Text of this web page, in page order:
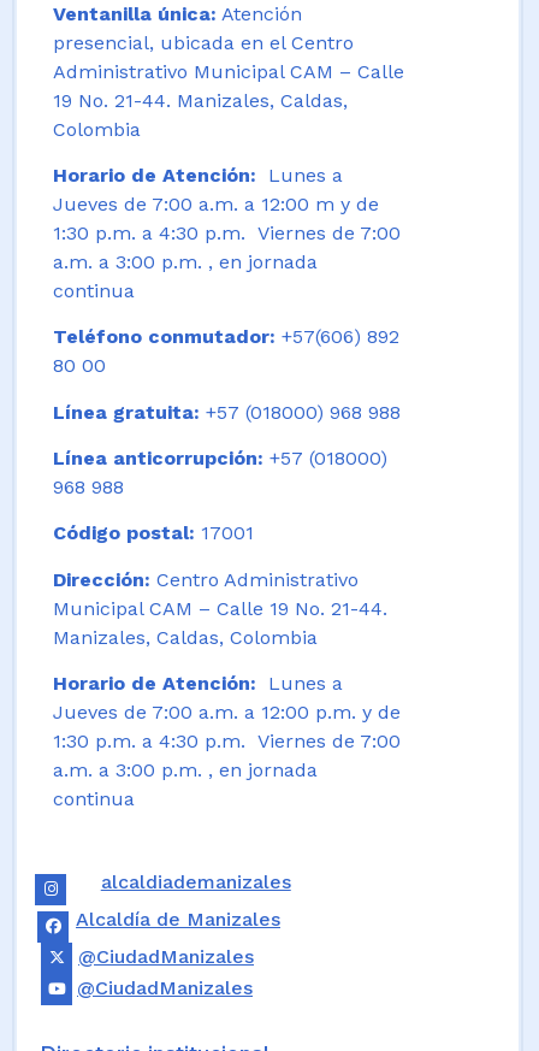
Ventanilla única: Atención
presencial, ubicada en el Centro
Administrativo Municipal CAM – Calle
19 No. 21-44. Manizales, Caldas,
Colombia
Horario de Atención:
Lunes a
Jueves de 7:00 a.m. a 12:00 m y de
1:30 p.m. a 4:30 p.m. Viernes de 7:00
a.m. a 3:00 p.m. , en jornada
continua
Teléfono conmutador: +57(606) 892
80 00
Línea gratuita: +57 (018000) 968 988
Línea anticorrupción: +57 (018000)
968 988
Código postal: 17001
Dirección: Centro Administrativo
Municipal CAM – Calle 19 No. 21-44.
Manizales, Caldas, Colombia
Horario de Atención: Lunes a
Jueves de 7:00 a.m. a 12:00 p.m. y de
1:30 p.m. a 4:30 p.m. Viernes de 7:00
a.m. a 3:00 p.m. , en jornada
continua
alcaldiademanizales
Alcaldía de Manizales
@CiudadManizales
@CiudadManizales